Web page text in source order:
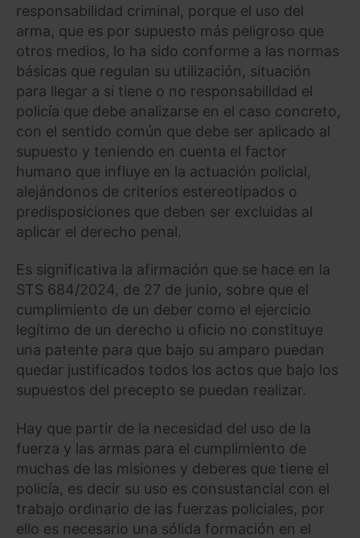
responsabilidad criminal, porque el uso del
arma, que es por supuesto más peligroso que
otros medios, lo ha sido conforme a las normas
básicas que regulan su utilización, situación
para llegar a si tiene o no responsabilidad el
policía que debe analizarse en el caso concreto,
con el sentido común que debe ser aplicado al
supuesto y teniendo en cuenta el factor
humano que influye en la actuación policial,
alejándonos de criterios estereotipados o
predisposiciones que deben ser excluidas al
aplicar el derecho penal.
Es significativa la afirmación que se hace en la
STS 684/2024, de 27 de junio, sobre que el
cumplimiento de un deber como el ejercicio
legítimo de un derecho u oficio no constituye
una patente para que bajo su amparo puedan
quedar justificados todos los actos que bajo los
supuestos del precepto se puedan realizar.
Hay que partir de la necesidad del uso de la
fuerza y las armas para el cumplimiento de
muchas de las misiones y deberes que tiene el
policía, es decir su uso es consustancial con el
trabajo ordinario de las fuerzas policiales, por
ello es necesario una sólida formación en el